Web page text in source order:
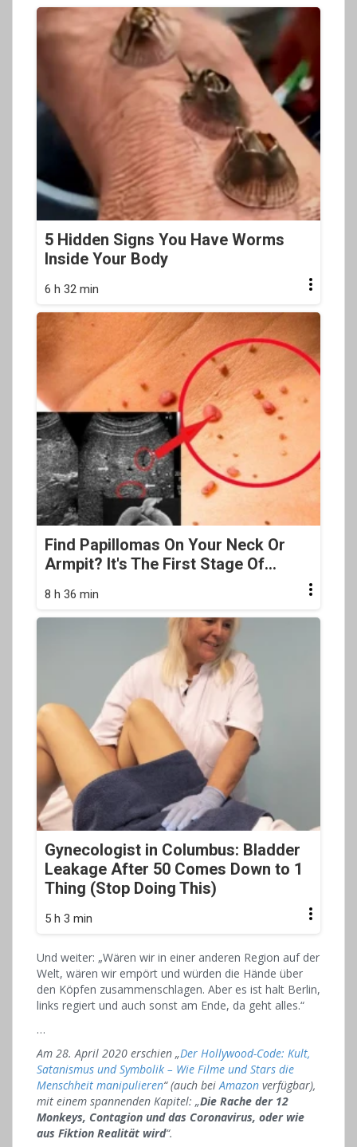
5 Hidden Signs You Have Worms
Inside Your Body
6 h 32 min
Find Papillomas On Your Neck Or
Armpit? It's The First Stage Of...
8 h 36 min
Gynecologist in Columbus: Bladder
Leakage After 50 Comes Down to 1
Thing (Stop Doing This)
5 h 3 min
Und weiter: „Wären wir in einer anderen Region auf der
Welt, wären wir empört und würden die Hände über
den Köpfen zusammenschlagen. Aber es ist halt Berlin,
links regiert und auch sonst am Ende, da geht alles.“
…
Am 28. April 2020 erschien „Der Hollywood-Code: Kult,
Satanismus und Symbolik – Wie Filme und Stars die
Menschheit manipulieren“ (auch beiAmazon verfügbar),
mit einem spannenden Kapitel: „Die Rache der 12
Monkeys, Contagion und das Coronavirus, oder wie
aus Fiktion Realität wird“.